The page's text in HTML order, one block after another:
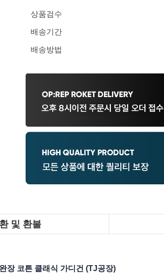
상품검수
배송기간
배송방법
및 환불
장 코튼 클래식 가디건 (TJ공장)